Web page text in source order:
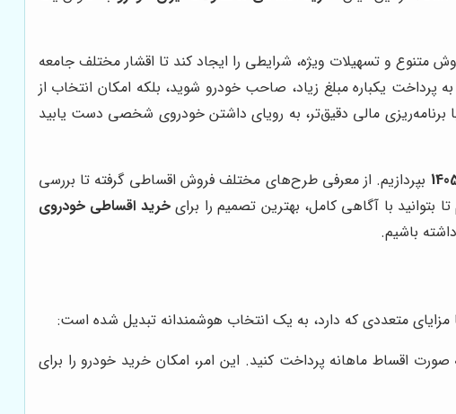
متنوع و تسهیلات ویژه، شرایطی را ایجاد کند تا اقشار مختلف جامعه
پرداخت یکباره مبلغ زیاد، صاحب خودرو شوید، بلکه امکان انتخاب از
برنامه‌ریزی مالی دقیق‌تر، به رویای داشتن خودروی شخصی دست یابید
بپردازیم. از معرفی طرح‌های مختلف فروش اقساطی گرفته تا بررسی
بتوانید با آگاهی کامل، بهترین تصمیم را برایخرید اقساطی خودروی
باشیم.
مزایای متعددی که دارد، به یک انتخاب هوشمندانه تبدیل شده است:
اقساط ماهانه پرداخت کنید. این امر، امکان خرید خودرو را برای